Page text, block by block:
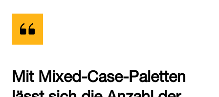
Mit Mixed-Case-Paletten